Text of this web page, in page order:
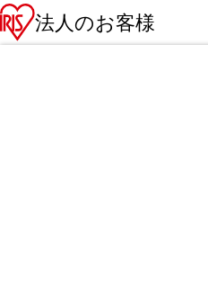
法人のお客様